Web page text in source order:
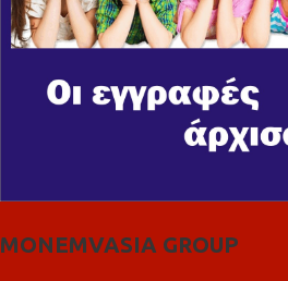
MONEMVASIA GROUP